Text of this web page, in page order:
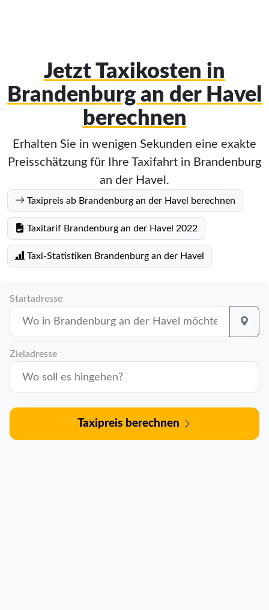
Jetzt Taxikosten in
Brandenburg an der Havel
berechnen
Erhalten Sie in wenigen Sekunden eine exakte
Preisschätzung für Ihre Taxifahrt in Brandenburg
an der Havel.
Taxipreis ab Brandenburg an der Havel berechnen
Taxitarif Brandenburg an der Havel 2022
Taxi-Statistiken Brandenburg an der Havel
Startadresse
Zieladresse
Taxipreis berechnen